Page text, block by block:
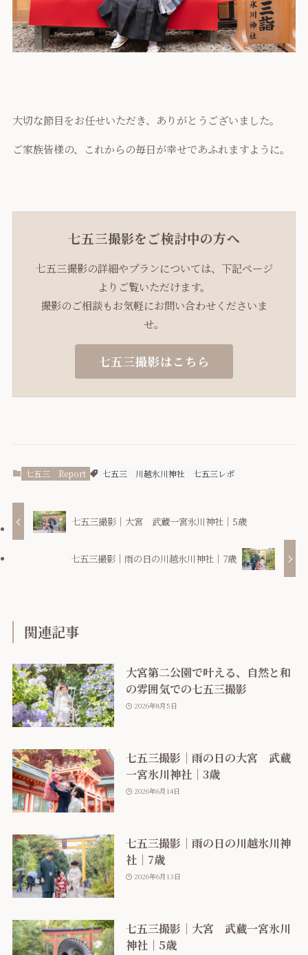
大切な節目をお任せいただき、ありがとうございました。
ご家族皆様の、これからの毎日が幸せであふれますように。
七五三撮影をご検討中の方へ
七五三撮影の詳細やプランについては、下記ページ
よりご覧いただけます。
撮影のご相談もお気軽にお問い合わせくださいま
せ。
七五三撮影はこちら
七五三 Report 七五三 川越氷川神社 七五三レポ
七五三撮影｜大宮 武蔵一宮氷川神社｜5歳
七五三撮影｜雨の日の川越氷川神社｜7歳
関連記事
大宮第二公園で叶える、自然と和
の雰囲気での七五三撮影
2026年8月5日
七五三撮影｜雨の日の大宮 武蔵
一宮氷川神社｜3歳
2026年6月14日
七五三撮影｜雨の日の川越氷川神
社｜7歳
2026年6月13日
七五三撮影｜大宮 武蔵一宮氷川
神社｜5歳